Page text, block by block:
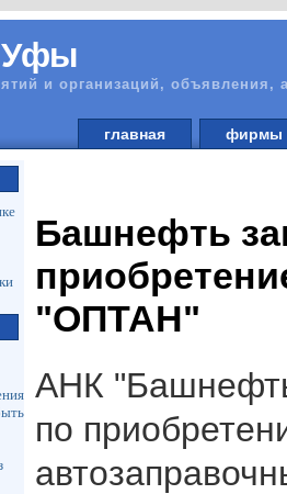
Уфы
и организаций, объявления,
главная
Башнефть
"ОПТАН"
АНК
по